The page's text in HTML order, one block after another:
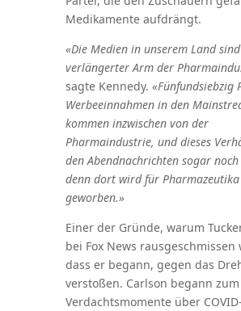
Medikamente aufdrängt.
«Die Medien in unserem Land
verlängerter Arm der
sagte Kennedy. «Fünfundsiebzig
Werbeeinnahmen in den
kommen inzwischen von der
Pharmaindustrie, und dieses
den Abendnachrichten sogar noch
denn dort wird für Pharmazeutika
geworben.»
Einer der Gründe, warum
bei Fox News rausgeschmissen
dass er begann, gegen das
verstoßen. Carlson begann
Verdachtsmomente über COVID-